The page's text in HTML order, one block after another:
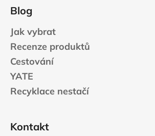
Blog
Jak vybrat
Recenze produktů
Cestování
YATE
Recyklace nestačí
Kontakt